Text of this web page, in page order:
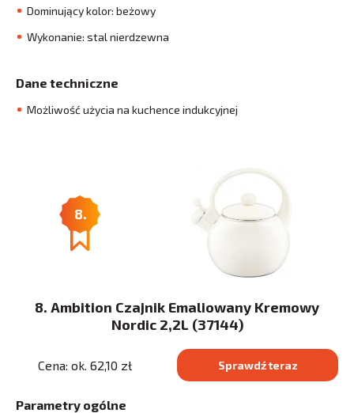
Dominujący kolor: beżowy
Wykonanie: stal nierdzewna
Dane techniczne
Możliwość użycia na kuchence indukcyjnej
8.
8. Ambition Czajnik Emaliowany Kremowy
Nordic 2,2L (37144)
Cena: ok. 62,10 zł Sprawdź teraz
Parametry ogólne